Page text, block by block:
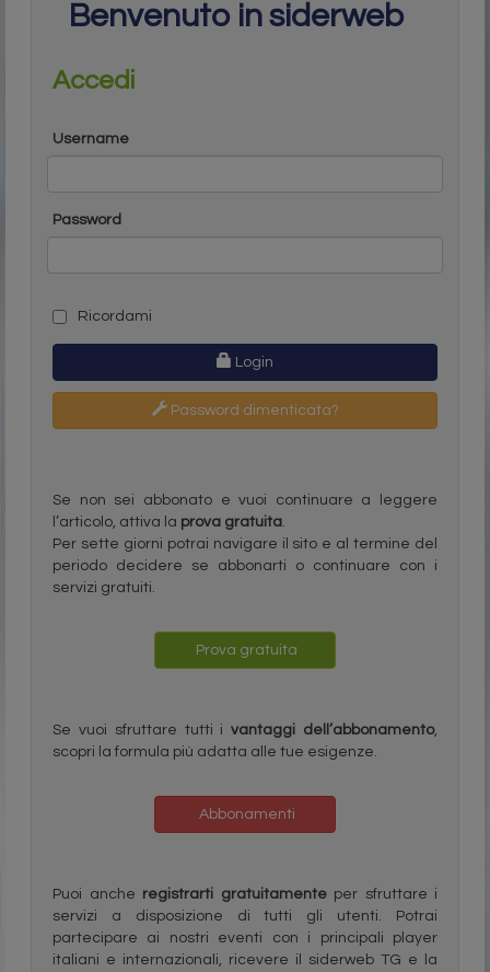
Benvenuto in siderweb
Accedi
Username
Password
Ricordami
Login
Password dimenticata?
Se non sei abbonato e vuoi continuare a leggere
l’articolo, attiva la prova gratuita.
Per sette giorni potrai navigare il sito e al termine del
periodo decidere se abbonarti o continuare con i
servizi gratuiti.
Prova gratuita
Se vuoi sfruttare tutti ivantaggi dell’abbonamento,
scopri la formula più adatta alle tue esigenze.
Abbonamenti
Puoi anche registrarti gratuitamenteper sfruttare i
servizi a disposizione di tutti gli utenti. Potrai
partecipare ai nostri eventi con i principali player
italiani e internazionali, ricevere il siderweb TG e la